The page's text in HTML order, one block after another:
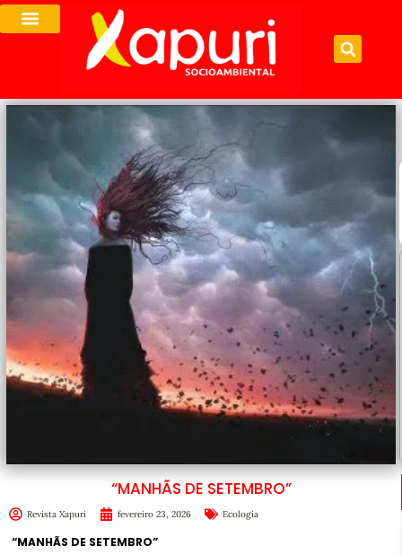
“MANHÃS DE SETEMBRO”
Revista Xapuri fevereiro 23, 2026 Ecologia
“MANHÃS DE SETEMBRO”